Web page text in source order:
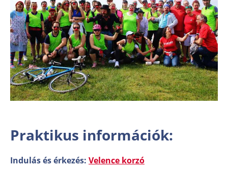
Praktikus információk:
Indulás és érkezés: Velence korzó